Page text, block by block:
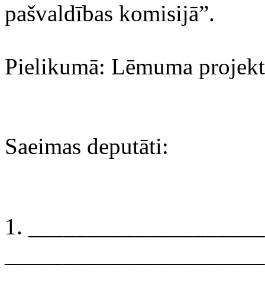
pašvaldības komisijā”.
Pielikumā: Lēmuma
Saeimas deputāti:
1.